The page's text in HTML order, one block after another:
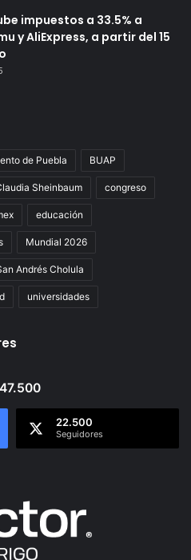
impuestos a 33.5% a
y AliExpress, a partir del 15
de Puebla BUAP
Sheinbaum congreso
educación
Mundial 2026
Andrés Cholula
universidades
47.500
22.500
Seguidores